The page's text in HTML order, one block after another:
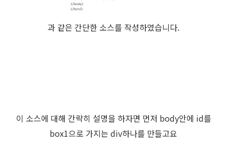
과 같은 간단한 소스를 작성하였습니다.
이 소스에 대해 간략히 설명을 하자면 먼저 body안에 id를
box1으로 가지는 div하나를 만들고요